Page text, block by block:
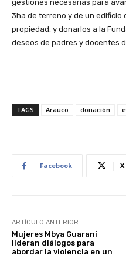
gestiones necesarias para
3ha de terreno y de un edificio
propiedad, y donarlos a la
deseos de padres y docentes
TAGS Arauco donación
Facebook X
ARTÍCULO ANTERIOR
Mujeres Mbya Guaraní
lideran diálogos para
abordar la violencia en un